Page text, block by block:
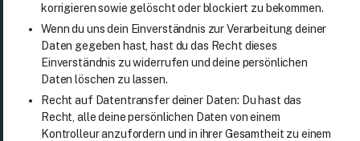
korrigieren sowie gelöscht oder blockiert zu bekommen.
Wenn du uns dein Einverständnis zur Verarbeitung deiner
Daten gegeben hast, hast du das Recht dieses
Einverständnis zu widerrufen und deine persönlichen
Daten löschen zu lassen.
Recht auf Datentransfer deiner Daten: Du hast das
Recht, alle deine persönlichen Daten von einem
Kontrolleur anzufordern und in ihrer Gesamtheit zu einem